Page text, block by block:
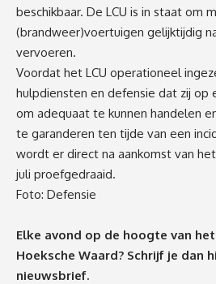
beschikbaar. De LCU is in staat om
(brandweer)voertuigen gelijktijdig
vervoeren.
Voordat het LCU operationeel
hulpdiensten en defensie dat zij op
om adequaat te kunnen handelen
te garanderen ten tijde van een
wordt er direct na aankomst van
juli proefgedraaid.
Foto: Defensie
Elke avond op de hoogte van
Hoeksche Waard? Schrijf je dan
nieuwsbrief.